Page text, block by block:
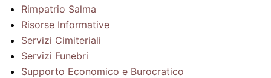
Rimpatrio Salma
Risorse Informative
Servizi Cimiteriali
Servizi Funebri
Supporto Economico e Burocratico